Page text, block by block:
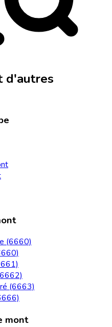
d'autres
(6660)
(6663)
mont